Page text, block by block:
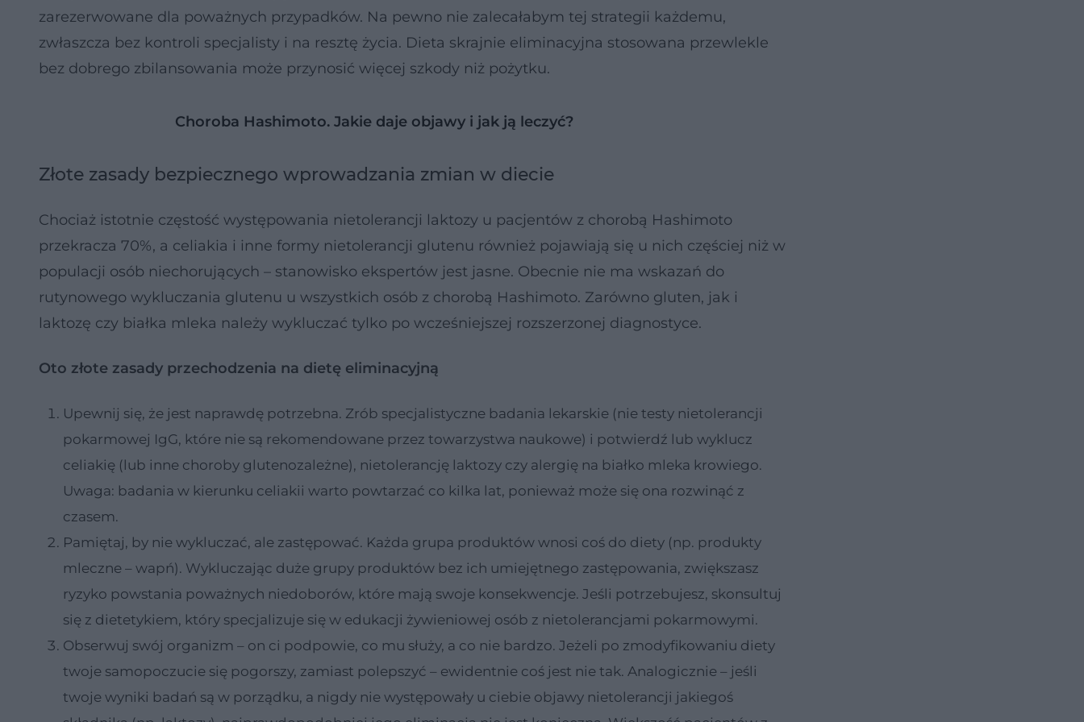
zarezerwowane dla poważnych przypadków. Na pewno nie zalecałabym tej strategii każdemu,
zwłaszcza bez kontroli specjalisty i na resztę życia. Dieta skrajnie eliminacyjna stosowana przewlekle
bez dobrego zbilansowania może przynosić więcej szkody niż pożytku.
Choroba Hashimoto. Jakie daje objawy i jak ją leczyć?
Złote zasady bezpiecznego wprowadzania zmian w diecie
Chociaż istotnie częstość występowania nietolerancji laktozy u pacjentów z chorobą Hashimoto
przekracza 70%, a celiakia i inne formy nietolerancji glutenu również pojawiają się u nich częściej niż w
populacji osób niechorujących – stanowisko ekspertów jest jasne. Obecnie nie ma wskazań do
rutynowego wykluczania glutenu u wszystkich osób z chorobą Hashimoto. Zarówno gluten, jak i
laktozę czy białka mleka należy wykluczać tylko po wcześniejszej rozszerzonej diagnostyce.
Oto złote zasady przechodzenia na dietę eliminacyjną
Upewnij się, że jest naprawdę potrzebna. Zrób specjalistyczne badania lekarskie (nie testy nietolerancji
pokarmowej IgG, które nie są rekomendowane przez towarzystwa naukowe) i potwierdź lub wyklucz
celiakię (lub inne choroby glutenozależne), nietolerancję laktozy czy alergię na białko mleka krowiego.
Uwaga: badania w kierunku celiakii warto powtarzać co kilka lat, ponieważ może się ona rozwinąć z
czasem.
Pamiętaj, by nie wykluczać, ale zastępować. Każda grupa produktów wnosi coś do diety (np. produkty
mleczne – wapń). Wykluczając duże grupy produktów bez ich umiejętnego zastępowania, zwiększasz
ryzyko powstania poważnych niedoborów, które mają swoje konsekwencje. Jeśli potrzebujesz, skonsultuj
się z dietetykiem, który specjalizuje się w edukacji żywieniowej osób z nietolerancjami pokarmowymi.
Obserwuj swój organizm – on ci podpowie, co mu służy, a co nie bardzo. Jeżeli po zmodyfikowaniu diety
twoje samopoczucie się pogorszy, zamiast polepszyć – ewidentnie coś jest nie tak. Analogicznie – jeśli
twoje wyniki badań są w porządku, a nigdy nie występowały u ciebie objawy nietolerancji jakiegoś